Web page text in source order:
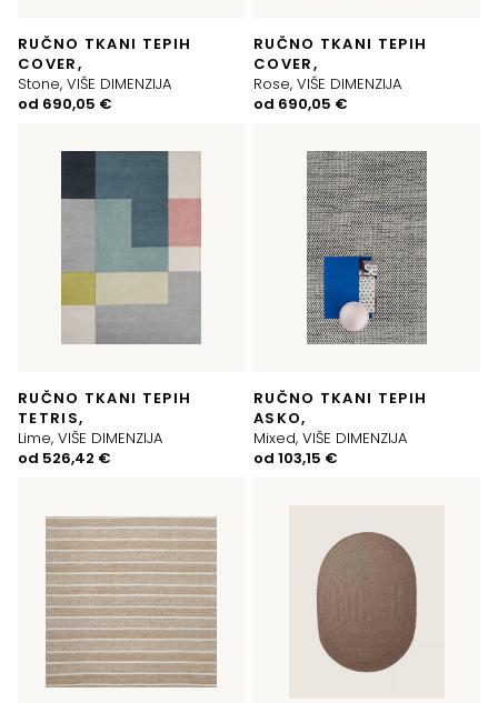
RUČNO TKANI TEPIH
COVER,
Stone, VIŠE DIMENZIJA
od 690,05 €
RUČNO TKANI TEPIH
COVER,
Rose, VIŠE DIMENZIJA
od 690,05 €
RUČNO TKANI TEPIH
TETRIS,
Lime, VIŠE DIMENZIJA
od 526,42 €
RUČNO TKANI TEPIH
ASKO,
Mixed, VIŠE DIMENZIJA
od 103,15 €